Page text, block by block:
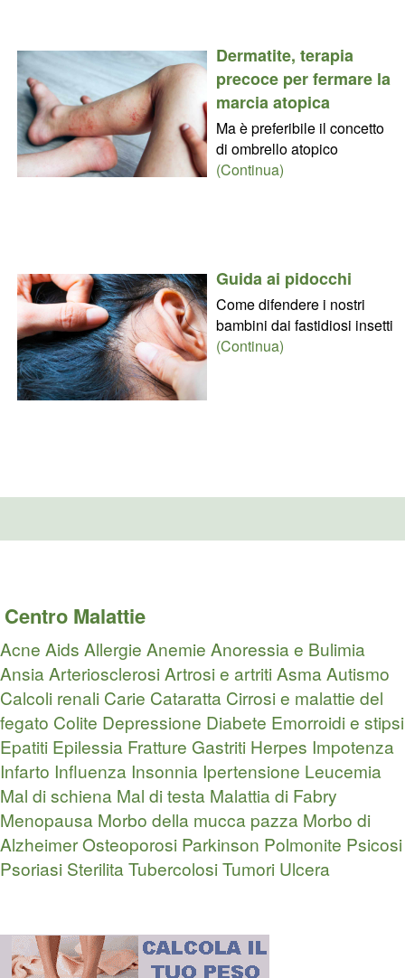
Dermatite, terapia
precoce per fermare la
marcia atopica
Ma è preferibile il concetto
di ombrello atopico
(Continua)
Guida ai pidocchi
Come difendere i nostri
bambini dai fastidiosi insetti
(Continua)
Centro Malattie
Acne Aids Allergie Anemie Anoressia e Bulimia
AnsiaArteriosclerosiArtrosi e artritiAsmaAutismo
Calcoli renali Carie Cataratta Cirrosi e malattie del
fegato Colite Depressione Diabete Emorroidi e stipsi
Epatiti Epilessia Fratture Gastriti Herpes Impotenza
Infarto Influenza Insonnia Ipertensione Leucemia
Mal di schiena Mal di testa Malattia di Fabry
Menopausa Morbo della mucca pazza Morbo di
AlzheimerOsteoporosi Parkinson Polmonite Psicosi
Psoriasi SterilitaTubercolosiTumori Ulcera